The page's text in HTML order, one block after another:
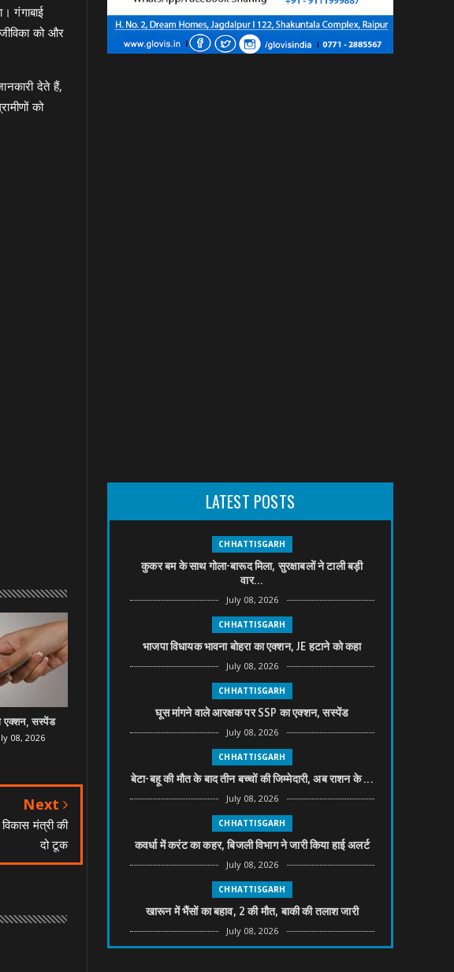
गंगाबाई
को और
देते हैं,
को
एक्शन, सस्पेंड
08, 2026
Next
मंत्री की
दो टूक
LATEST POSTS
CHHATTISGARH
कुकर बम के साथ गोला-बारूद मिला, सुरक्षाबलों ने टाली बड़ी
वार...
July 08, 2026
CHHATTISGARH
भाजपा विधायक भावना बोहरा का एक्शन, JE हटाने को कहा
July 08, 2026
CHHATTISGARH
घूस मांगने वाले आरक्षक पर SSP का एक्शन, सस्पेंड
July 08, 2026
CHHATTISGARH
बेटा-बहू की मौत के बाद तीन बच्चों की जिम्मेदारी, अब राशन के ...
July 08, 2026
CHHATTISGARH
कवर्धा में करंट का कहर, बिजली विभाग ने जारी किया हाई अलर्ट
July 08, 2026
CHHATTISGARH
खारून में भैंसों का बहाव, 2 की मौत, बाकी की तलाश जारी
July 08, 2026